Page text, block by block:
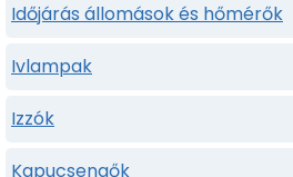
Időjárás állomások és hőmérők
Ivlampak
Izzók
Kapucsengők